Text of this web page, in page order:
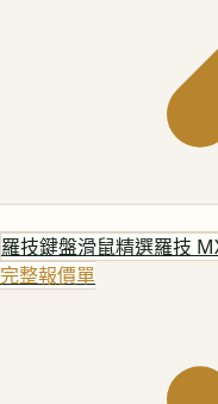
羅技鍵盤滑鼠精選羅技
完整報價單